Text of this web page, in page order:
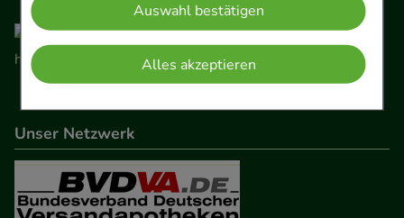
Warenkorb, Kundenkonto), weshalb auf diese nicht
verzichtet werden kann.
Komfort:Diese Cookies werden genutzt um das
Einkaufserlebnis noch ansprechender zu gestalten,
beispielsweise für die Wiedererkennung des
Besuchers oder unsere Seite an bevorzugte
Verhaltensweisen (z.B. Spracheinstellung)
anzupassen. Komfort-Cookies ermöglichen es uns
Auswahl bestätigen
Alles akzeptieren
Unser Netzwerk